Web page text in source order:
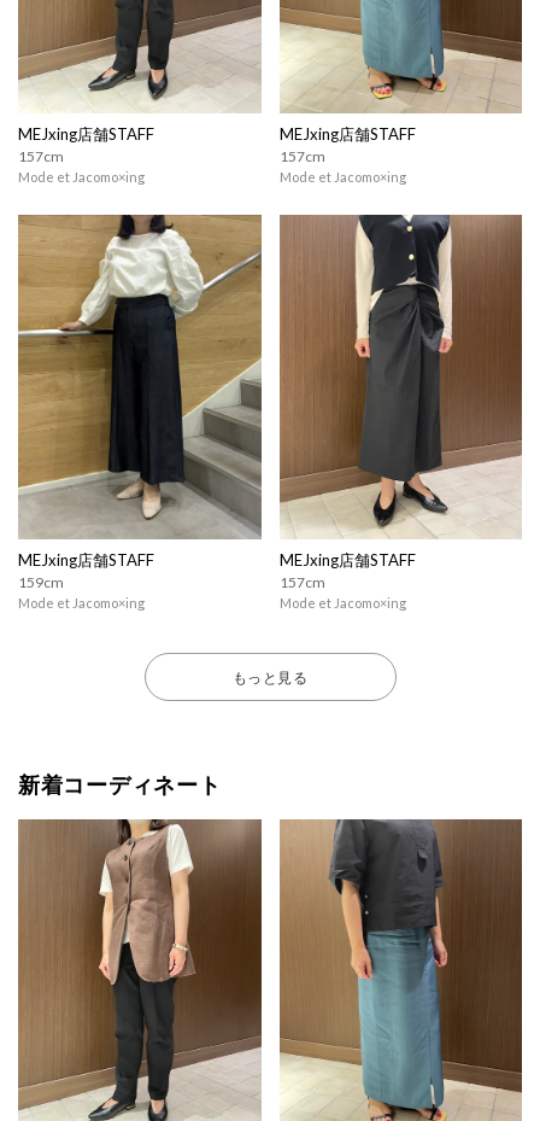
MEJxing店舗STAFF
157cm
Mode et Jacomo×ing
MEJxing店舗STAFF
157cm
Mode et Jacomo×ing
MEJxing店舗STAFF
159cm
Mode et Jacomo×ing
MEJxing店舗STAFF
157cm
Mode et Jacomo×ing
もっと見る
新着コーディネート